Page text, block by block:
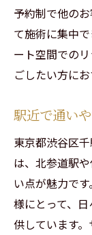
予約制で他の
て施術に集中
ート空間での
ごしたい方にお
駅近で通い
東京都渋谷区
は、北参道駅
い点が魅力で
様にとって、
供しています